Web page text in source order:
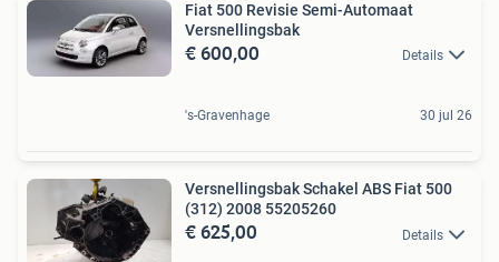
Fiat 500 Revisie Semi-Automaat
Versnellingsbak
€ 600,00 Details
's-Gravenhage 30 jul 26
Versnellingsbak Schakel ABS Fiat 500
(312) 2008 55205260
€ 625,00 Details